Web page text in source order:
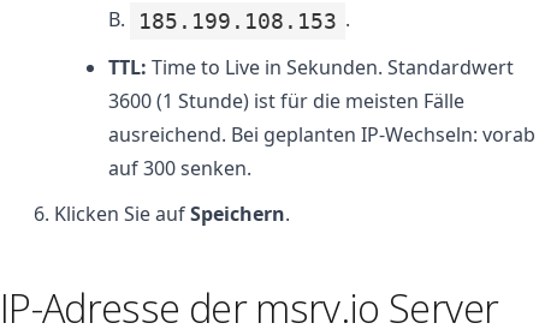
B.
185.199.108.153 .
TTL: Time to Live in Sekunden. Standardwert
3600 (1 Stunde) ist für die meisten Fälle
ausreichend. Bei geplanten IP-Wechseln: vorab
auf 300 senken.
Klicken Sie aufSpeichern.
IP-Adresse der msrv.io Server